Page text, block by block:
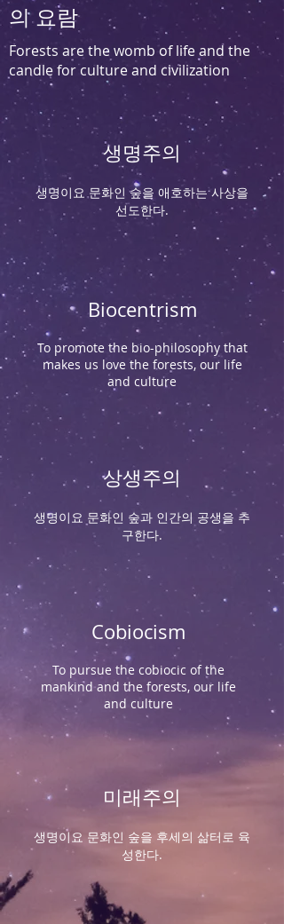
의 요람
Forests are the womb of life and the
candle for culture and civilization
생명주의
생명이요 문화인 숲을 애호하는 사상을
선도한다.
Biocentrism
To promote the bio-philosophy that
makes us love the forests, our life
and culture
상생주의
생명이요 문화인 숲과 인간의 공생을 추
구한다.
Cobiocism
To pursue the cobiocic of the
mankind and the forests, our life
and culture
미래주의
생명이요 문화인 숲을 후세의 삶터로 육
성한다.